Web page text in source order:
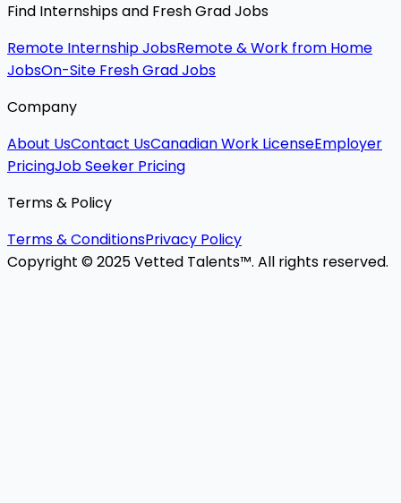
Find Internships and Fresh Grad Jobs
Remote Internship JobsRemote & Work from Home
JobsOn-Site Fresh Grad Jobs
Company
About UsContact UsCanadian Work LicenseEmployer
PricingJob Seeker Pricing
Terms & Policy
Terms & ConditionsPrivacy Policy
Copyright © 2025 Vetted Talents™. All rights reserved.